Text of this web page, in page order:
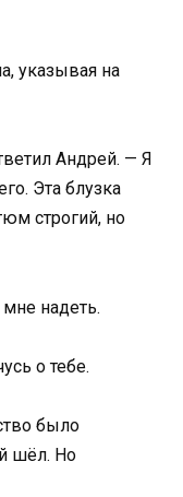
указывая на
Андрей. — Я
Эта блузка
строгий, но
надеть.
о тебе.
было
шёл. Но